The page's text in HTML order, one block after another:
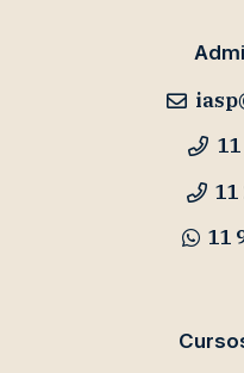
11
11